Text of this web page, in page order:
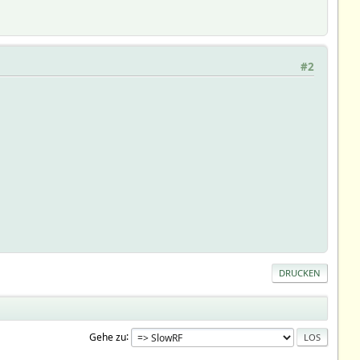
#2
DRUCKEN
Gehe zu